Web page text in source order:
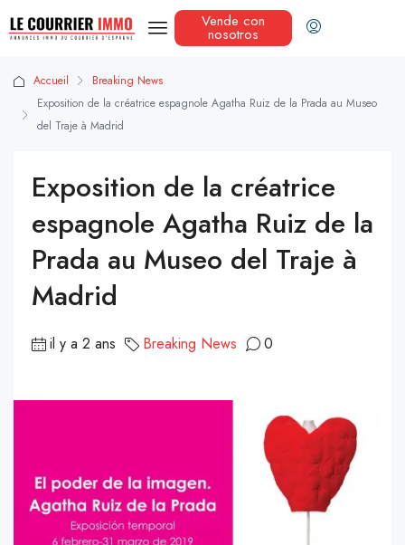
Vende con
nosotros
Accueil
Breaking News
Exposition de la créatrice espagnole Agatha Ruiz de la Prada au Museo
del Traje à Madrid
Exposition de la créatrice
espagnole Agatha Ruiz de la
Prada au Museo del Traje à
Madrid
il y a 2 ans Breaking News 0